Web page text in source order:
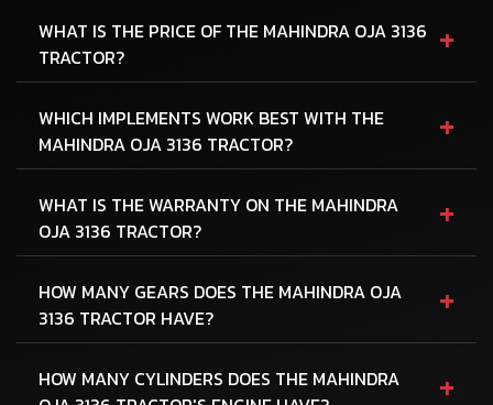
WHAT IS THE PRICE OF THE MAHINDRA OJA 3136
TRACTOR?
+
WHICH IMPLEMENTS WORK BEST WITH THE
MAHINDRA OJA 3136 TRACTOR?
+
WHAT IS THE WARRANTY ON THE MAHINDRA
OJA 3136 TRACTOR?
+
HOW MANY GEARS DOES THE MAHINDRA OJA
3136 TRACTOR HAVE?
+
HOW MANY CYLINDERS DOES THE MAHINDRA
+